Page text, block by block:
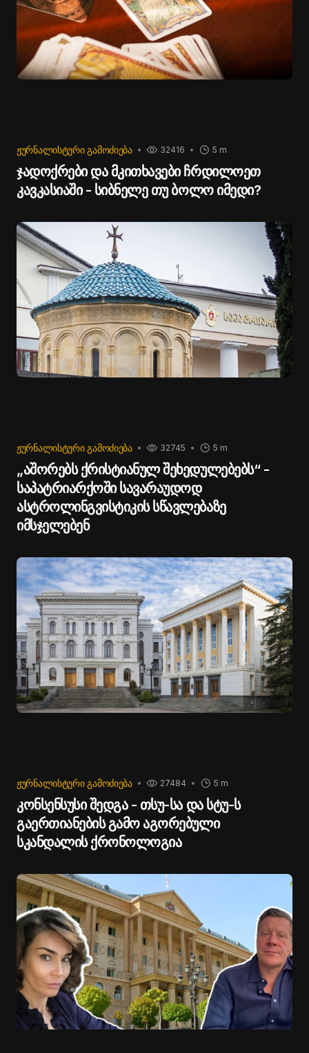
ᲟᲣᲠᲜᲐᲚᲘᲡᲢᲣᲠᲘ ᲒᲐᲛᲝᲫᲘᲔᲑᲐ 5 m
32416
ჯადოქრები და მკითხავები ჩრდილოეთ
კავკასიაში - სიბნელე თუ ბოლო იმედი?
ᲟᲣᲠᲜᲐᲚᲘᲡᲢᲣᲠᲘ ᲒᲐᲛᲝᲫᲘᲔᲑᲐ 5 m
32745
„აშორებს ქრისტიანულ შეხედულებებს“ -
საპატრიარქოში სავარაუდოდ
ასტროლინგვისტიკის სწავლებაზე
იმსჯელებენ
ᲟᲣᲠᲜᲐᲚᲘᲡᲢᲣᲠᲘ ᲒᲐᲛᲝᲫᲘᲔᲑᲐ 5 m
27484
კონსენსუსი შედგა - თსუ-სა და სტუ-ს
გაერთიანების გამო აგორებული
სკანდალის ქრონოლოგია